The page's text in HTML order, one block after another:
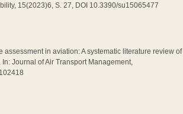
15(2023)6, S. 27, DOI 10.3390/su15065477
assessment in aviation: A systematic literature review of
Journal of Air Transport Management,